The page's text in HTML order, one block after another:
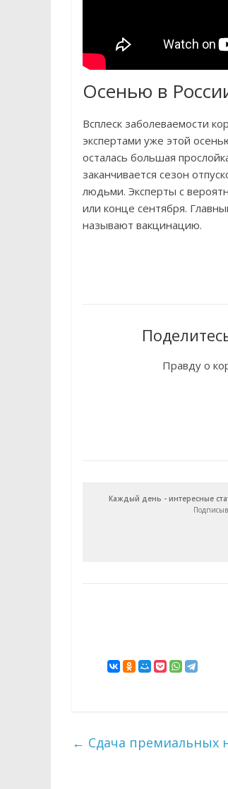
Осенью в
Всплеск заболеваемости
экспертами уже этой
осталась большая
заканчивается сезон
людьми. Эксперты с
или конце сентября.
называют вакцинацию.
Правду о
Каждый день - интересные
← Сдача премиальных